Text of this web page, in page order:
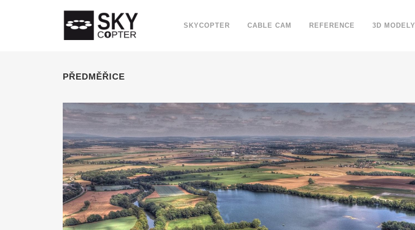
SKYCOPTER CABLE CAM REFERENCE 3D MODELY
PŘEDMĚŘICE